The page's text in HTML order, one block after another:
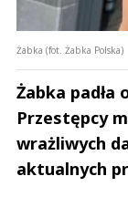
This
Żabka (fot. Żabka Polska)
Żabka
Przestępcy
wrażliwych
aktualnych